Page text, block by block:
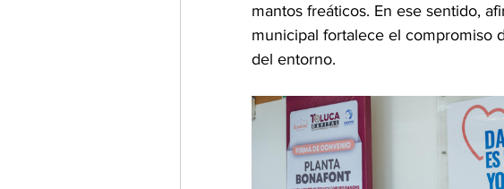
mantos freáticos. En ese sentido,
municipal fortalece el compromiso
del entorno.